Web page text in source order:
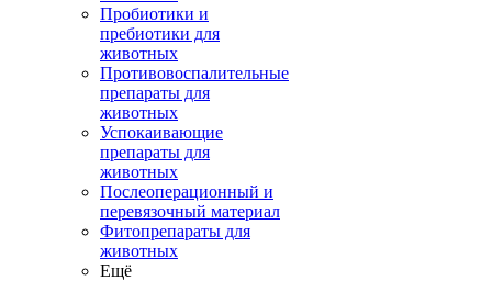
Пробиотики и
пребиотики для
животных
Противовоспалительные
препараты для
животных
Успокаивающие
препараты для
животных
Послеоперационный и
перевязочный материал
Фитопрепараты для
животных
Ещё